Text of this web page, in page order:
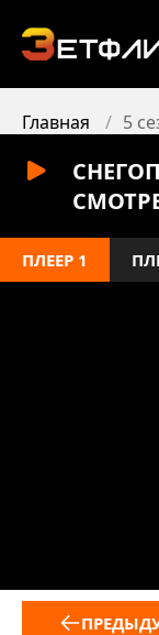
Главная 5
ПЛЕЕР 1